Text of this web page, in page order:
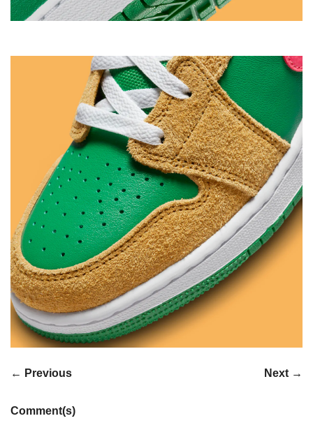
← Previous Next →
Comment(s)